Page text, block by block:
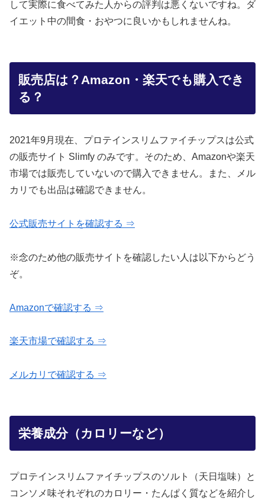
して実際に食べてみた人からの評判は悪くないですね。ダ
イエット中の間食・おやつに良いかもしれませんね。
販売店は？Amazon・楽天でも購入でき
る？
2021年9月現在、プロテインスリムファイチップスは公式
の販売サイト Slimfy のみです。そのため、Amazonや楽天
市場では販売していないので購入できません。また、メル
カリでも出品は確認できません。
公式販売サイトを確認する ⇒
※念のため他の販売サイトを確認したい人は以下からどう
ぞ。
Amazonで確認する ⇒
楽天市場で確認する ⇒
メルカリで確認する ⇒
栄養成分（カロリーなど）
プロテインスリムファイチップスのソルト（天日塩味）と
コンソメ味それぞれのカロリー・たんぱく質などを紹介し